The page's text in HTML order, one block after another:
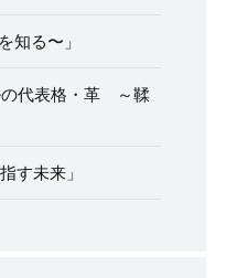
知る〜」
の代表格・革 ～鞣
す未来」